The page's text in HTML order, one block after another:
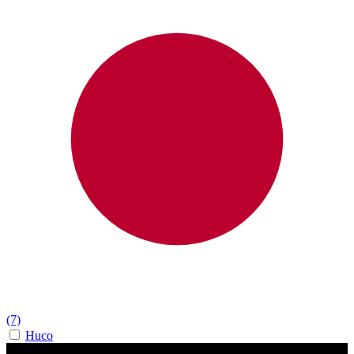
(7)
Huco